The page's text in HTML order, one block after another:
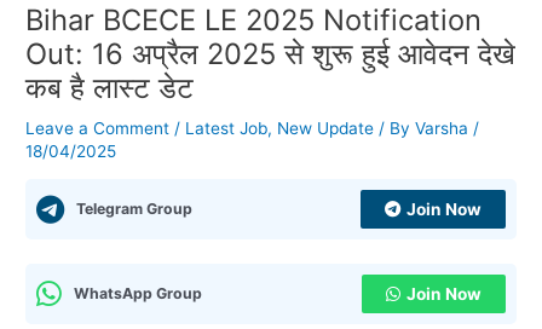
Bihar BCECE LE 2025 Notification
Out: 16 अप्रैल 2025 से शुरू हुई आवेदन देखे
कब है लास्ट डेट
Leave a Comment / Latest Job, New Update / ByVarsha /
18/04/2025
Telegram Group Join Now
WhatsApp Group Join Now